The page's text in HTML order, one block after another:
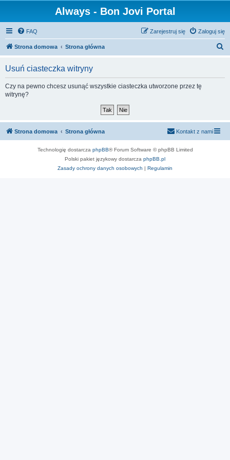
Always - Bon Jovi Portal
FAQ Zaloguj się
Zarejestruj się
Strona domowa Strona główna
Usuń ciasteczka witryny
Czy na pewno chcesz usunąć wszystkie ciasteczka utworzone przez tę
witrynę?
Strona domowa Strona główna Kontakt z nami
Technologię dostarcza phpBB® Forum Software © phpBB Limited
Polski pakiet językowy dostarcza phpBB.pl
Zasady ochrony danych osobowych | Regulamin